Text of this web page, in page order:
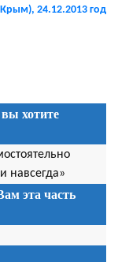
24.12.2013 год
хотите
навсегда»
эта часть